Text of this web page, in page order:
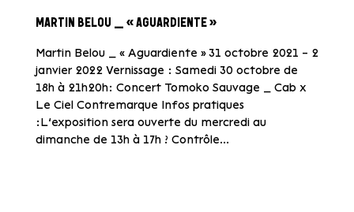
MARTIN BELOU _ « AGUARDIENTE »
Martin Belou _ « Aguardiente » 31 octobre 2021 – 2
janvier 2022 Vernissage : Samedi 30 octobre de
18h à 21h20h: Concert Tomoko Sauvage _ Cab x
Le Ciel Contremarque Infos pratiques
:L’exposition sera ouverte du mercredi au
dimanche de 13h à 17h ? Contrôle...